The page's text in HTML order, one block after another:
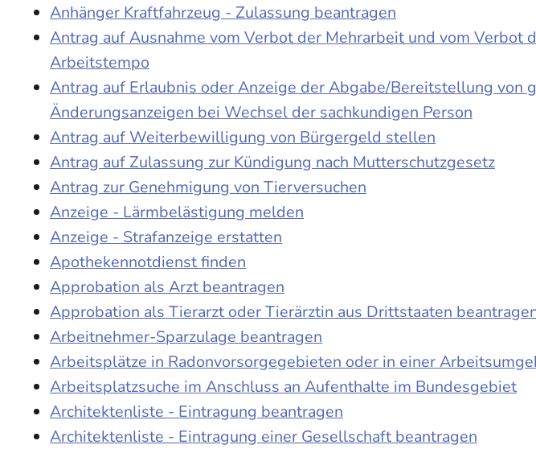
Anhänger Kraftfahrzeug - Zulassung beantragen
Antrag auf Ausnahme vom Verbot der Mehrarbeit und vom
Arbeitstempo
Antrag auf Erlaubnis oder Anzeige der Abgabe/Bereitstellung von
Änderungsanzeigen bei Wechsel der sachkundigen Person
Antrag auf Weiterbewilligung von Bürgergeld stellen
Antrag auf Zulassung zur Kündigung nach Mutterschutzgesetz
Antrag zur Genehmigung von Tierversuchen
Anzeige - Lärmbelästigung melden
Anzeige - Strafanzeige erstatten
Apothekennotdienst finden
Approbation als Arzt beantragen
Approbation als Tierarzt oder Tierärztin aus Drittstaaten
Arbeitnehmer-Sparzulage beantragen
Arbeitsplätze in Radonvorsorgegebieten oder in einer
Arbeitsplatzsuche im Anschluss an Aufenthalte im Bundesgebiet
Architektenliste - Eintragung beantragen
Architektenliste - Eintragung einer Gesellschaft beantragen